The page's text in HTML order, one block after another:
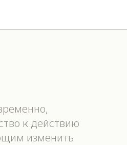
к действию
изменить